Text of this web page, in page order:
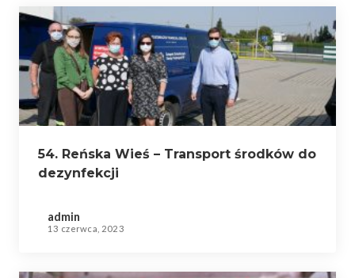
54. Reńska Wieś – Transport środków do
dezynfekcji
admin
13 czerwca, 2023